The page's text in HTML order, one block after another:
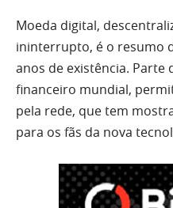
Moeda digital,
ininterrupto, é o resumo
anos de existência. Parte
financeiro mundial,
pela rede, que tem
para os fãs da nova